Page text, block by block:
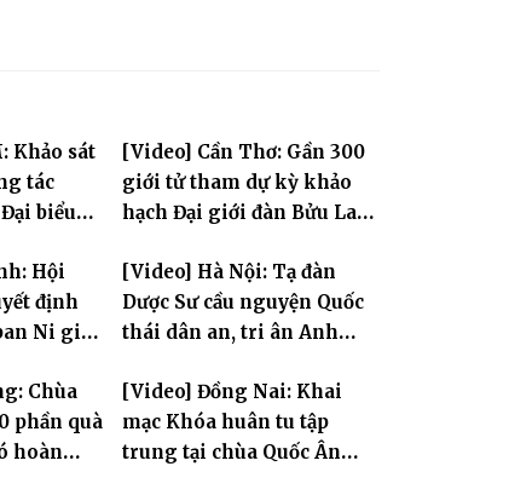
Khảo sát
tác
biểu
2031
[Video] Cần Thơ: Gần 300
giới tử tham dự kỳ khảo
hạch Đại giới đàn Bửu Lai
Hội
định
Ni giới
[Video] Hà Nội: Tạ đàn
Dược Sư cầu nguyện Quốc
thái dân an, tri ân Anh
Chùa
phần quà
hoàn
[Video] Đồng Nai: Khai
mạc Khóa huân tu tập
trung tại chùa Quốc Ân